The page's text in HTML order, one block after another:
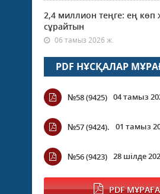
2,4 миллион теңге: ең көп
сұрайтын
06 тамыз 2026 ж.
PDF НҰСҚАЛАР
№58 (9425) 04 тамыз
№57 (9424). 01 тамыз
№56 (9423) 28 шілде
PDF